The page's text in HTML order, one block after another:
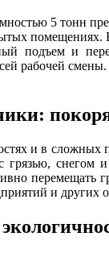
5 тонн
помещениях.
подъем и
рабочей
и в
снегом и
и других